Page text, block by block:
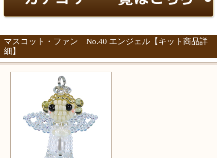
マスコット・ファン No.40 エンジェル【キット商品詳
細】